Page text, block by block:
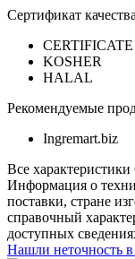
Сертификат
KOSHER
HALAL
Рекомендуемые
Ingremart.biz
Все характеристики
Информация о
поставки, стране
справочный
доступных
Нашли неточность